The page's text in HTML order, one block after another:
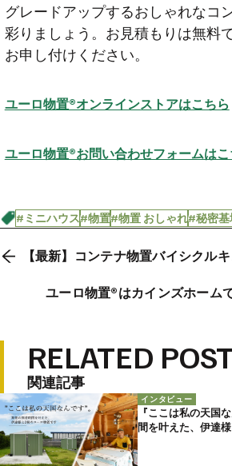
グレードアップするおしゃれなコ
彩りましょう。お見積もりは無料
お申し付けください。
ユーロ物置®オンラインストアはこちら
ユーロ物置®お問い合わせフォームはこ
#ミニハウス#物置#物置 おしゃれ#秘密基
【最新】コンテナ物置バイシクル
ユーロ物置®はカインズホーム
RELATED
関連記事
インタビュー
『ここは私の天国
間を叶えた、伊達